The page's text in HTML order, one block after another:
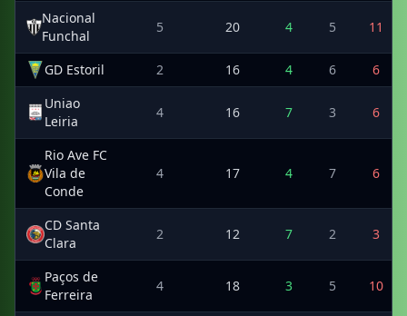
Nacional
Funchal
5 20 4 5 11
GD Estoril 2 16 4 6
6
Uniao
Leiria
4 16 7 3 6
Rio Ave FC
Vila de
Conde
4 17 4 7 6
CD Santa
Clara
2 12 7 2 3
Paços de
Ferreira
4 18 3 5 10